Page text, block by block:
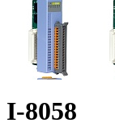
I-8058